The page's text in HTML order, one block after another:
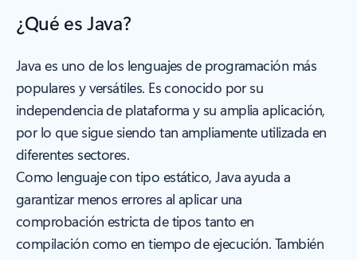
¿Qué es Java?
Java es uno de los lenguajes de programación más
populares y versátiles. Es conocido por su
independencia de plataforma y su amplia aplicación,
por lo que sigue siendo tan ampliamente utilizada en
diferentes sectores.
Como lenguaje con tipo estático, Java ayuda a
garantizar menos errores al aplicar una
comprobación estricta de tipos tanto en
compilación como en tiempo de ejecución. También